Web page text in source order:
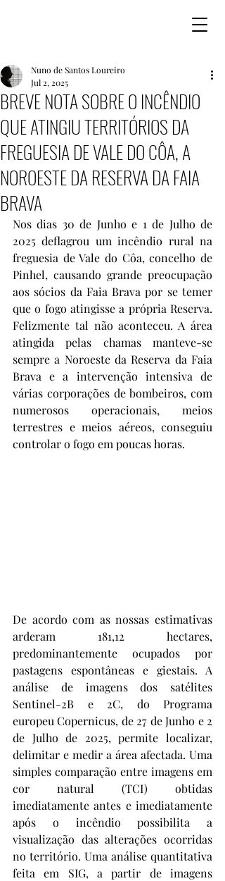
BREVE NOTA SOBRE O INCÊNDIO
QUE ATINGIU TERRITÓRIOS DA
FREGUESIA DE VALE DO CÔA, A
NOROESTE DA RESERVA DA FAIA
BRAVA
Nuno de Santos Loureiro
Jul 2, 2025
Nos dias 30 de Junho e 1 de Julho de
2025 deflagrou um incêndio rural na
freguesia de Vale do Côa, concelho de
Pinhel, causando grande preocupação
aos sócios da Faia Brava por se temer
que o fogo atingisse a própria Reserva.
Felizmente tal não aconteceu. A área
atingida pelas chamas manteve-se
sempre a Noroeste da Reserva da Faia
Brava e a intervenção intensiva de
várias corporações de bombeiros, com
numerosos operacionais, meios
terrestres e meios aéreos, conseguiu
controlar o fogo em poucas horas.
De acordo com as nossas estimativas
arderam 181,12 hectares,
predominantemente ocupados por
pastagens espontâneas e giestais. A
análise de imagens dos satélites
Sentinel-2B e 2C, do Programa
europeu Copernicus, de 27 de Junho e 2
de Julho de 2025, permite localizar,
delimitar e medir a área afectada. Uma
simples comparação entre imagens em
cor natural (TCI) obtidas
imediatamente antes e imediatamente
após o incêndio possibilita a
visualização das alterações ocorridas
no território. Uma análise quantitativa
feita em SIG, a partir de imagens